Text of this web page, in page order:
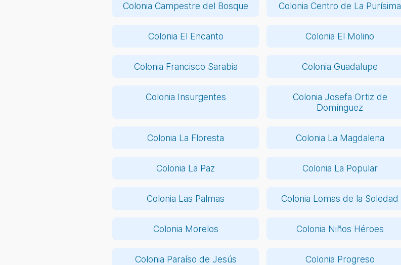
Colonia Campestre del Bosque Colonia Centro de La Purísima
Colonia El Encanto Colonia El Molino
Colonia Francisco Sarabia Colonia Guadalupe
Colonia Insurgentes
Colonia Josefa Ortiz de
Domínguez
Colonia La Floresta Colonia La Magdalena
Colonia La Paz Colonia La Popular
Colonia Las Palmas Colonia Lomas de la Soledad
Colonia Morelos Colonia Niños Héroes
Colonia Paraíso de Jesús Colonia Progreso